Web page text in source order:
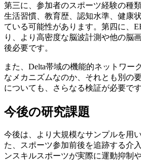
第三に、参加者のスポーツ経験の種
生活習慣、教育歴、認知水準、健康
ている可能性があります。第四に、
り、より高密度な脳波計測や他の脳
後必要です。
また、Delta帯域の機能的ネットワー
なメカニズムなのか、それとも別の
についても、さらなる検証が必要です
今後の研究課題
今後は、より大規模なサンプルを用
た、スポーツ参加前後を追跡する介
ンスキルスポーツが実際に運動抑制